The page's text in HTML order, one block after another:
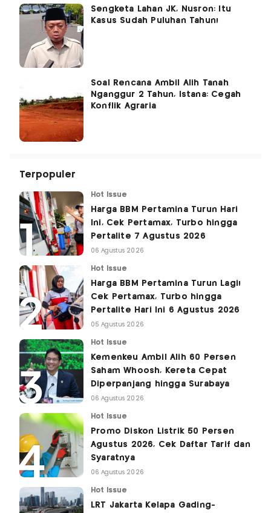
Sengketa Lahan JK, Nusron: Itu
Kasus Sudah Puluhan Tahun!
Soal Rencana Ambil Alih Tanah
Nganggur 2 Tahun, Istana: Cegah
Konflik Agraria
Terpopuler
Hot Issue
Harga BBM Pertamina Turun Hari
Ini, Cek Pertamax, Turbo hingga
Pertalite 7 Agustus 2026
06 Agustus 2026
Hot Issue
Harga BBM Pertamina Turun Lagi!
Cek Pertamax, Turbo hingga
Pertalite Hari Ini 6 Agustus 2026
05 Agustus 2026
Hot Issue
Kemenkeu Ambil Alih 60 Persen
Saham Whoosh, Kereta Cepat
Diperpanjang hingga Surabaya
06 Agustus 2026
Hot Issue
Promo Diskon Listrik 50 Persen
Agustus 2026, Cek Daftar Tarif dan
Syaratnya
06 Agustus 2026
Hot Issue
LRT Jakarta Kelapa Gading-